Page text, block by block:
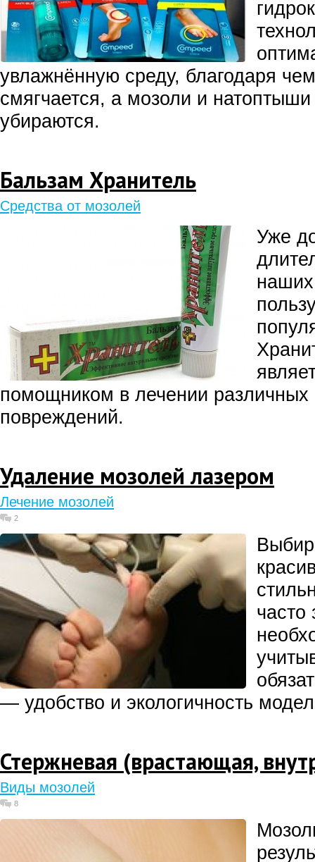
увлажнённую среду, благодаря
смягчается, а мозоли и
убираются.
Бальзам Хранитель
Средства от мозолей
Уже
помощником в лечении различных
повреждений.
Удаление мозолей лазером
Лечение мозолей
2
часто
— удобство и экологичность
Стержневая (врастающая,
Виды мозолей
8